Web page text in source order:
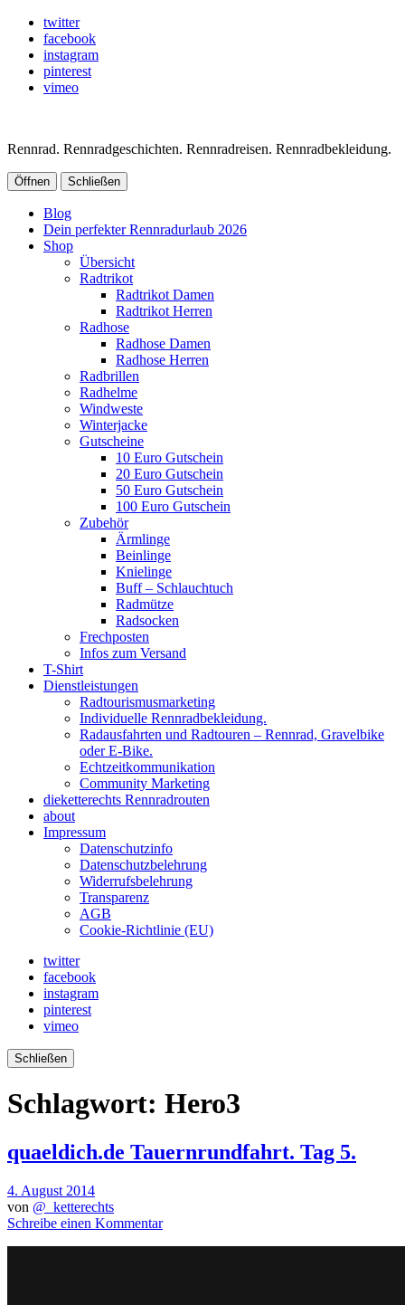
twitter
facebook
instagram
pinterest
vimeo
Rennrad. Rennradgeschichten. Rennradreisen. Rennradbekleidung.
Öffnen Schließen
Blog
Dein perfekter Rennradurlaub 2026
Shop
Übersicht
Radtrikot
Radtrikot Damen
Radtrikot Herren
Radhose
Radhose Damen
Radhose Herren
Radbrillen
Radhelme
Windweste
Winterjacke
Gutscheine
10 Euro Gutschein
20 Euro Gutschein
50 Euro Gutschein
100 Euro Gutschein
Zubehör
Ärmlinge
Beinlinge
Knielinge
Buff – Schlauchtuch
Radmütze
Radsocken
Frechposten
Infos zum Versand
T-Shirt
Dienstleistungen
Radtourismusmarketing
Individuelle Rennradbekleidung.
Radausfahrten und Radtouren – Rennrad, Gravelbike
oder E-Bike.
Echtzeitkommunikation
Community Marketing
dieketterechts Rennradrouten
about
Impressum
Datenschutzinfo
Datenschutzbelehrung
Widerrufsbelehrung
Transparenz
AGB
Cookie-Richtlinie (EU)
twitter
facebook
instagram
pinterest
vimeo
Schließen
Schlagwort: Hero3
quaeldich.de Tauernrundfahrt. Tag 5.
4. August 2014
von @_ketterechts
Schreibe einen Kommentar